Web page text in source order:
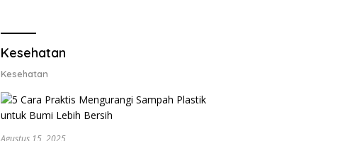
Lobster 50 Gram
Kesehatan
Kesehatan